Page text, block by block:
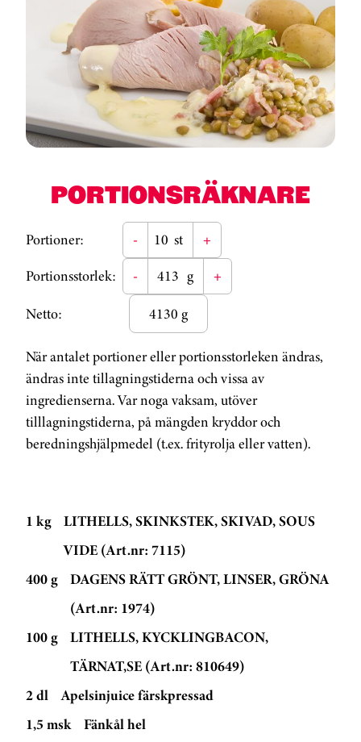
PORTIONSRÄKNARE
Portioner: - st
+
Portionsstorlek:
- g
+
Netto:
4130 g
När antalet portioner eller portionsstorleken ändras,
ändras inte tillagningstiderna och vissa av
ingredienserna. Var noga vaksam, utöver
tilllagningstiderna, på mängden kryddor och
beredningshjälpmedel (t.ex. frityrolja eller vatten).
1 kg
LITHELLS, SKINKSTEK, SKIVAD, SOUS
VIDE (Art.nr: 7115)
400 g
DAGENS RÄTT GRÖNT, LINSER, GRÖNA
(Art.nr: 1974)
100 g
LITHELLS, KYCKLINGBACON,
TÄRNAT,SE (Art.nr: 810649)
2 dl
Apelsinjuice färskpressad
1,5 msk
Fänkål hel